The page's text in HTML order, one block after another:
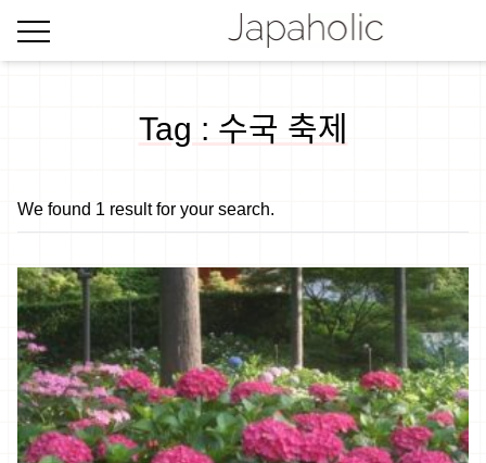
Tag : 수국 축제
We found 1 result for your search.